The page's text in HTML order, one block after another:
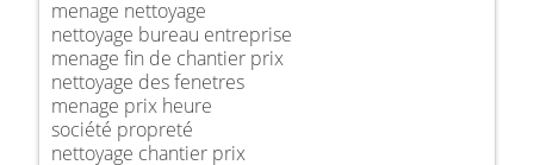
menage nettoyage
nettoyage bureau entreprise
menage fin de chantier prix
nettoyage des fenetres
menage prix heure
société propreté
nettoyage chantier prix